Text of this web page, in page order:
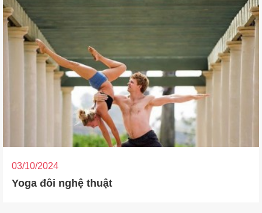
03/10/2024
Yoga đôi nghệ thuật